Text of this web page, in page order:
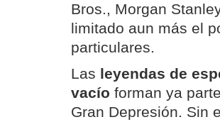
Bros., Morgan
limitado aun más el
particulares.
Las leyendas de
vacío forman ya
Gran Depresión. Sin